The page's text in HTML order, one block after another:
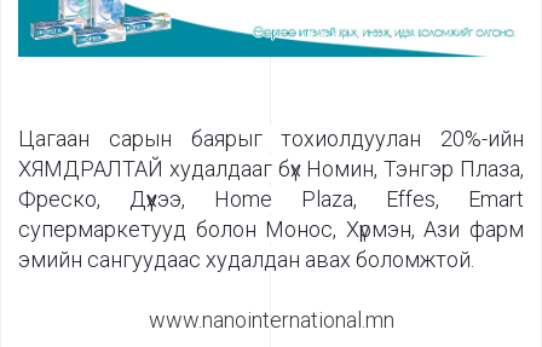
Цагаан сарын баярыг тохиолдуулан 20%-ийн
ХЯМДРАЛТАЙ худалдааг бүх Номин, Тэнгэр Плаза,
Фреско, Дүүхээ, Home Plaza, Effes, Emart
супермаркетууд болон Монос, Хүрмэн, Ази фарм
эмийн сангуудаас худалдан авах боломжтой.
www.nanointernational.mn